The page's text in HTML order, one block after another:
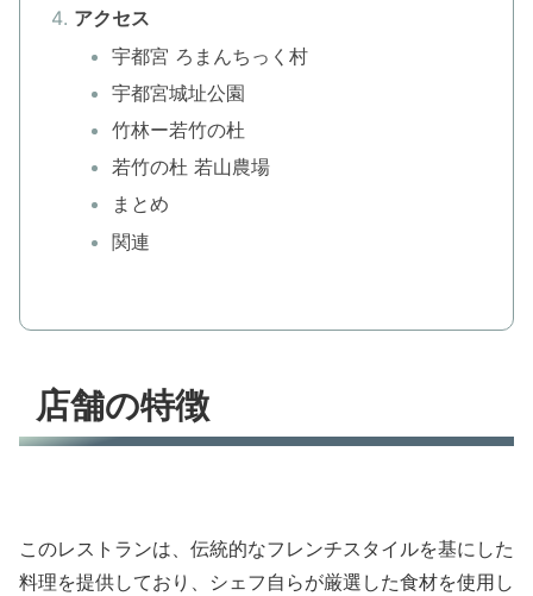
アクセス
宇都宮 ろまんちっく村
宇都宮城址公園
竹林ー若竹の杜
若竹の杜 若山農場
まとめ
関連
店舗の特徴
このレストランは、伝統的なフレンチスタイルを基にした
料理を提供しており、シェフ自らが厳選した食材を使用し